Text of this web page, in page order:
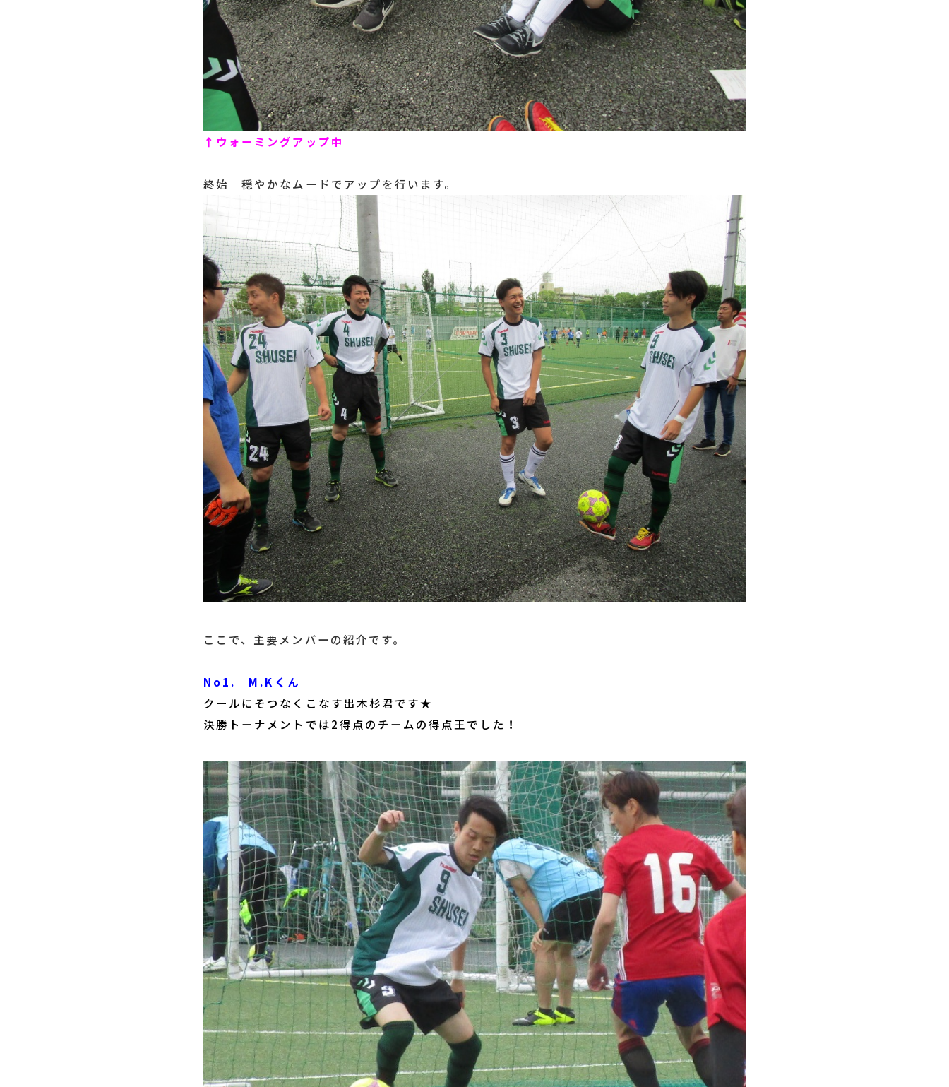
↑ウォーミングアップ中
終始 穏やかなムードでアップを行います。
ここで、主要メンバーの紹介です。
No1. M.Kくん
クールにそつなくこなす出木杉君です★
決勝トーナメントでは2得点のチームの得点王でした ！